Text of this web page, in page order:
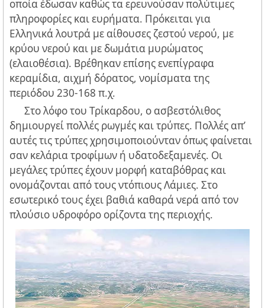
οποία έδωσαν καθώς τα ερευνούσαν πολύτιμες
πληροφορίες και ευρήματα. Πρόκειται για
Ελληνικά λουτρά με αίθουσες ζεστού νερού, με
κρύου νερού και με δωμάτια μυρώματος
(ελαιοθέσια). Βρέθηκαν επίσης ενεπίγραφα
κεραμίδια, αιχμή δόρατος, νομίσματα της
περιόδου 230-168 π.χ.
Στο λόφο του Τρίκαρδου, ο ασβεστόλιθος
δημιουργεί πολλές ρωγμές και τρύπες. Πολλές απ’
αυτές τις τρύπες χρησιμοποιούνταν όπως φαίνεται
σαν κελάρια τροφίμων ή υδατοδεξαμενές. Οι
μεγάλες τρύπες έχουν μορφή καταβόθρας και
ονομάζονται από τους ντόπιους Λάμιες. Στο
εσωτερικό τους έχει βαθιά καθαρά νερά από τον
πλούσιο υδροφόρο ορίζοντα της περιοχής.